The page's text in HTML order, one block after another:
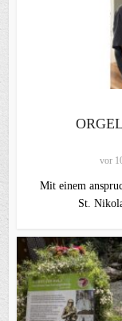
vor
Mit einem
St.